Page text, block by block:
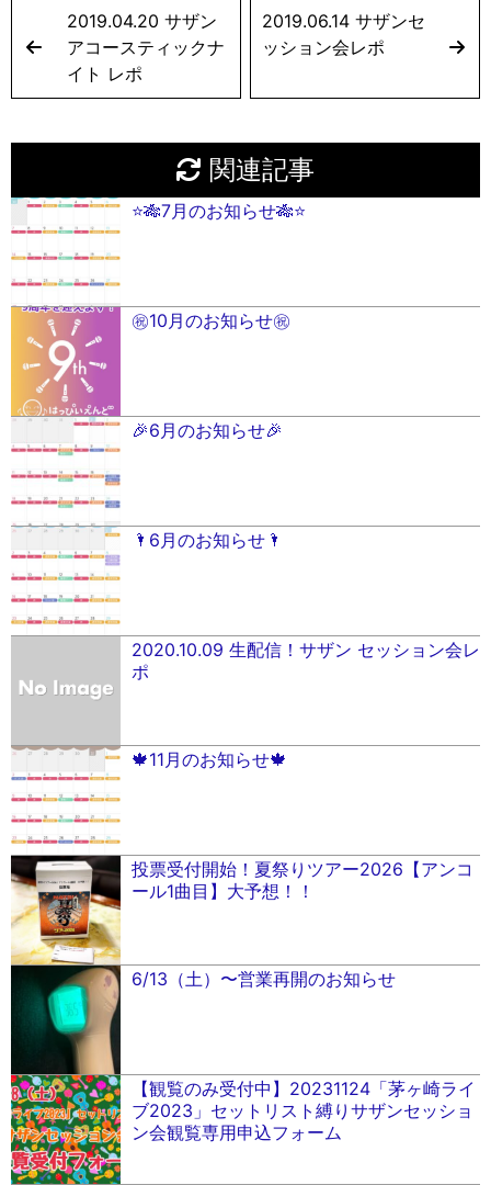
2019.04.20 サザン
アコースティックナ
イト レポ
2019.06.14 サザンセ
ッション会レポ
関連記事
⭐️🎋7月のお知らせ🎋⭐️
㊗️10月のお知らせ㊗️
🎉6月のお知らせ🎉
🌂6月のお知らせ🌂
2020.10.09 生配信！サザン セッション会レ
ポ
🍁11月のお知らせ🍁
投票受付開始！夏祭りツアー2026【アンコ
ール1曲目】大予想！！
6/13（土）〜営業再開のお知らせ
【観覧のみ受付中】20231124「茅ヶ崎ライ
ブ2023」セットリスト縛りサザンセッショ
ン会観覧専用申込フォーム